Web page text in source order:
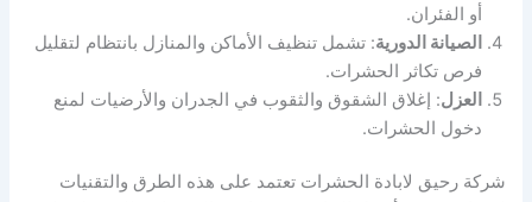
أو الفئران.
الصيانة الدورية: تشمل تنظيف الأماكن والمنازل بانتظام لتقليل
فرص تكاثر الحشرات.
العزل: إغلاق الشقوق والثقوب في الجدران والأرضيات لمنع
دخول الحشرات.
شركة رحيق لابادة الحشرات تعتمد على هذه الطرق والتقنيات